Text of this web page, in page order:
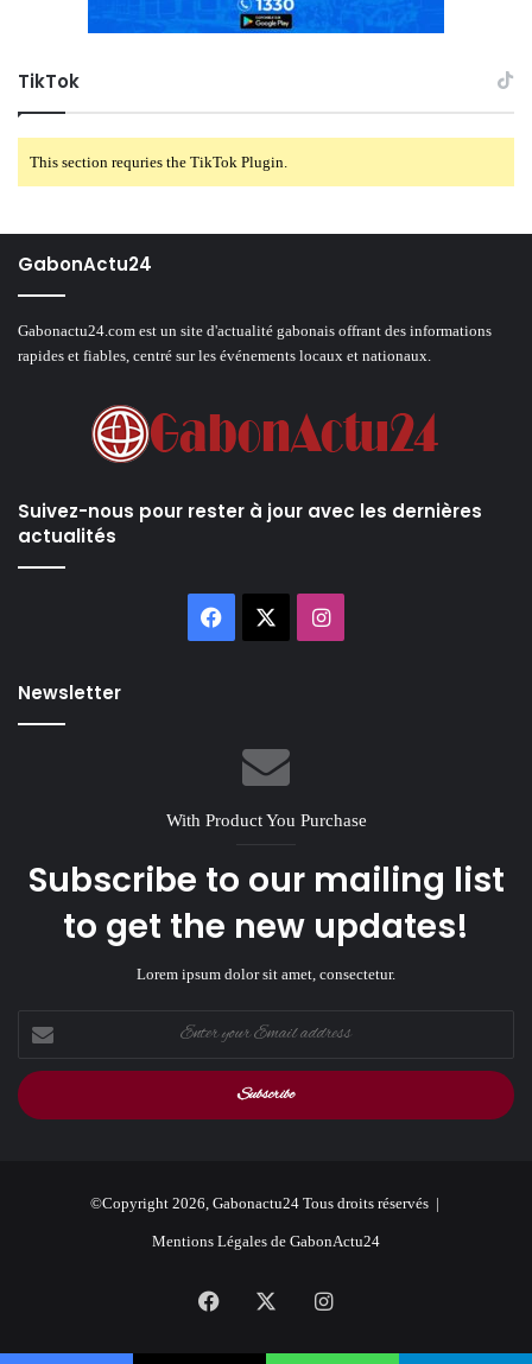
TikTok
This section requries the TikTok Plugin.
GabonActu24
Gabonactu24.com est un site d'actualité gabonais offrant des informations
rapides et fiables, centré sur les événements locaux et nationaux.
Suivez-nous pour rester à jour avec les dernières
actualités
Facebook Instagram
Newsletter
With Product You Purchase
Subscribe to our mailing list
to get the new updates!
Lorem ipsum dolor sit amet, consectetur.
your
Email
address
©Copyright 2026, Gabonactu24 Tous droits réservés |
Mentions Légales de GabonActu24
Facebook Instagram